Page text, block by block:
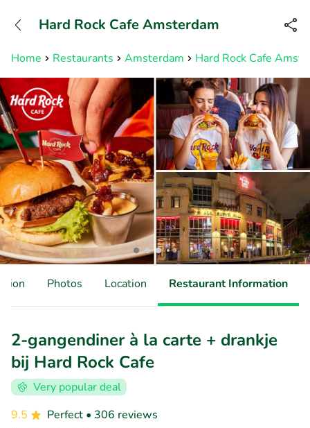
Available until 23:00
Home Restaurants Amsterdam Hard Rock Cafe
Hard Rock Cafe Amsterdam
Photos Location Restaurant Information
2-gangendiner à la carte + drankje
bij Hard Rock Cafe
Very popular deal
9.5
Perfect • 306 reviews